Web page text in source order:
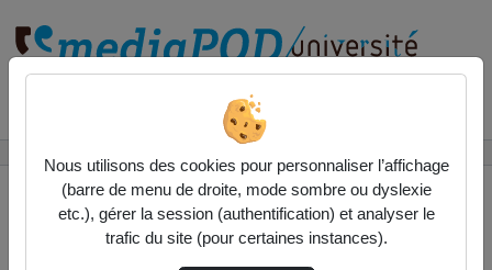
Nous utilisons des cookies pour personnaliser l’affichage
(barre de menu de droite, mode sombre ou dyslexie
etc.), gérer la session (authentification) et analyser le
trafic du site (pour certaines instances).